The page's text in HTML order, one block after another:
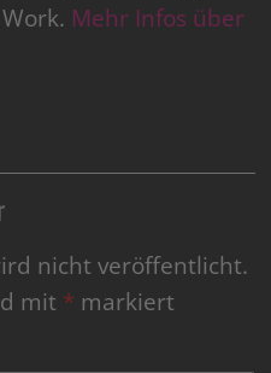
Mehr Infos über
nicht veröffentlicht.
mit * markiert